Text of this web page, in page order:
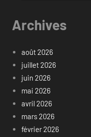
Archives
août 2026
juillet 2026
juin 2026
mai 2026
avril 2026
mars 2026
février 2026